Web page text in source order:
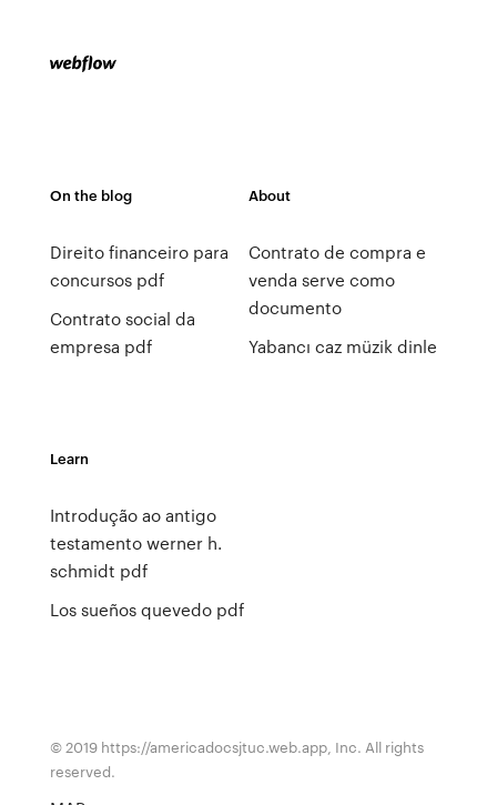
On the blog
Direito financeiro para
concursos pdf
Contrato social da
empresa pdf
About
Contrato de compra e
venda serve como
documento
Yabancı caz müzik dinle
Learn
Introdução ao antigo
testamento werner h.
schmidt pdf
Los sueños quevedo pdf
© 2019 https://americadocsjtuc.web.app, Inc. All rights
reserved.